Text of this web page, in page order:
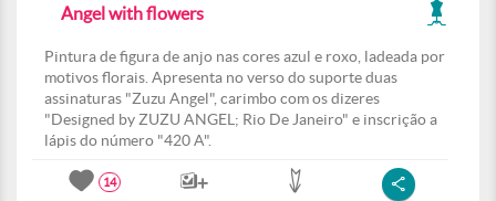
Angel with flowers
Pintura de figura de anjo nas cores azul e roxo, ladeada por
motivos florais. Apresenta no verso do suporte duas
assinaturas "Zuzu Angel", carimbo com os dizeres
"Designed by ZUZU ANGEL; Rio De Janeiro" e inscrição a
lápis do número "420 A".
14